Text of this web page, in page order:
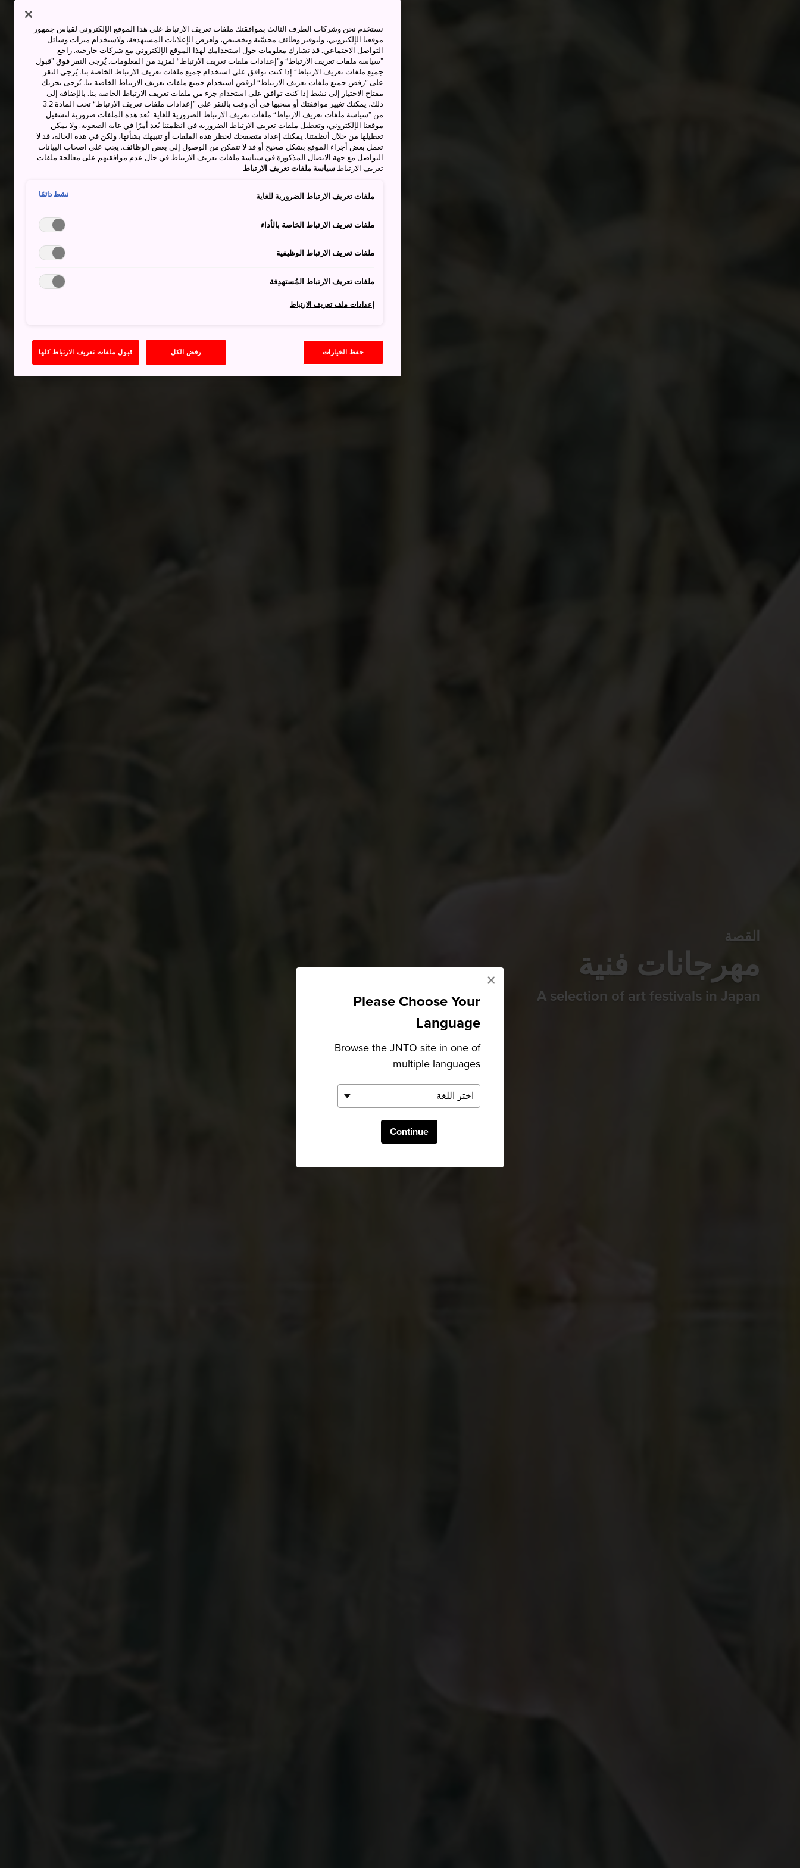
Please Choose Your
Language
Browse the JNTO site in one of
multiple languages
Continue
×
القصة
مهرجانات فنية
A selection of art festivals in ​​​​​​Japan
نستخدم نحن وشركات الطرف الثالث بموافقتك ملفات تعريف الارتباط على هذا الموقع الإلكتروني لقياس جمهور
موقعنا الإلكتروني، ولتوفير وظائف محسّنة وتخصيص، ولعرض الإعلانات المستهدفة، ولاستخدام ميزات وسائل
التواصل الاجتماعي. قد نشارك معلومات حول استخدامك لهذا الموقع الإلكتروني مع شركات خارجية. راجع
”سياسة ملفات تعريف الارتباط“ و”إعدادات ملفات تعريف الارتباط“ لمزيد من المعلومات. يُرجى النقر فوق ”قبول
جميع ملفات تعريف الارتباط“ إذا كنت توافق على استخدام جميع ملفات تعريف الارتباط الخاصة بنا. يُرجى النقر
على ”رفض جميع ملفات تعريف الارتباط“ لرفض استخدام جميع ملفات تعريف الارتباط الخاصة بنا. يُرجى تحريك
مفتاح الاختيار إلى نشط إذا كنت توافق على استخدام جزء من ملفات تعريف الارتباط الخاصة بنا. بالإضافة إلى
ذلك، يمكنك تغيير موافقتك أو سحبها في أي وقت بالنقر على ”إعدادات ملفات تعريف الارتباط“ تحت المادة 3.2
من ”سياسة ملفات تعريف الارتباط“ ملفات تعريف الارتباط الضرورية للغاية: تُعد هذه الملفات ضرورية لتشغيل
موقعنا الإلكتروني، وتعطيل ملفات تعريف الارتباط الضرورية في انظمتنا يُعد أمرًا في غاية الصعوبة. ولا يمكن
تعطيلها من خلال أنظمتنا. يمكنك إعداد متصفحك لحظر هذه الملفات أو تنبيهك بشأنها، ولكن في هذه الحالة، قد لا
تعمل بعض أجزاء الموقع بشكل صحيح أو قد لا تتمكن من الوصول إلى بعض الوظائف. يجب على اصحاب البيانات
التواصل مع جهة الاتصال المذكورة في سياسة ملفات تعريف الارتباط في حال عدم موافقتهم على معالجة ملفات
تعريف الارتباط سياسة ملفات تعريف الارتباط
ملفات تعريف الارتباط الضرورية للغاية نشط دائمًا
ملفات تعريف الارتباط الخاصة بالأداء
ملفات تعريف الارتباط الوظيفية
ملفات تعريف الارتباط المُستهدِفة
إعدادات ملف تعريف الارتباط
حفظ الخيارات رفض الكل قبول ملفات تعريف الارتباط كلها